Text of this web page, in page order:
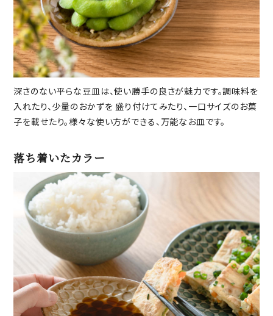
深さのない平らな豆皿は、使い勝手の良さが魅力です。調味料を
入れたり、少量のおかずを 盛り付けてみたり、一口サイズのお菓
子を載せたり。様々な使い方ができる、万能なお皿です。
落ち着いたカラー